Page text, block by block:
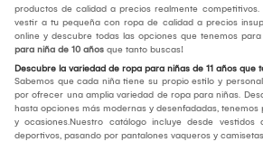
productos de calidad a precios realmente
vestir a tu pequeña con ropa de calidad a precios
online y descubre todas las opciones que tenemos
para niña de 10 años que tanto buscas!
Descubre la variedad de ropa para niñas de 11 años que
Sabemos que cada niña tiene su propio estilo y
por ofrecer una amplia variedad de ropa para niñas.
hasta opciones más modernas y desenfadadas,
y ocasiones.Nuestro catálogo incluye desde vestidos
deportivos, pasando por pantalones vaqueros y